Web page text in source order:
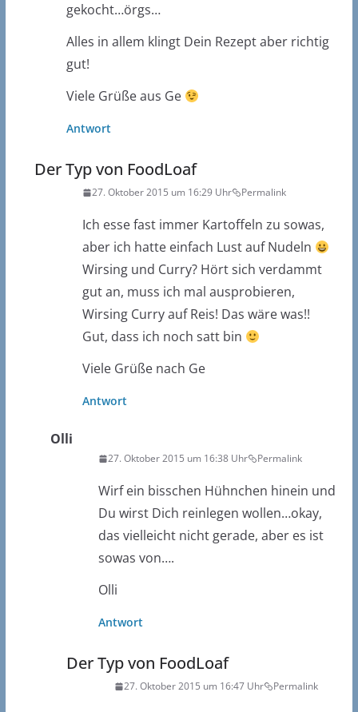
gekocht…örgs…
Alles in allem klingt Dein Rezept aber richtig
gut!
Viele Grüße aus Ge
Antwort
Der Typ von FoodLoaf
27. Oktober 2015 um 16:29 Uhr Permalink
Ich esse fast immer Kartoffeln zu sowas,
aber ich hatte einfach Lust auf Nudeln
Wirsing und Curry? Hört sich verdammt
gut an, muss ich mal ausprobieren,
Wirsing Curry auf Reis! Das wäre was!!
Gut, dass ich noch satt bin
Viele Grüße nach Ge
Antwort
Olli
27. Oktober 2015 um 16:38 Uhr Permalink
Wirf ein bisschen Hühnchen hinein und
Du wirst Dich reinlegen wollen…okay,
das vielleicht nicht gerade, aber es ist
sowas von….
Olli
Antwort
Der Typ von FoodLoaf
27. Oktober 2015 um 16:47 Uhr Permalink